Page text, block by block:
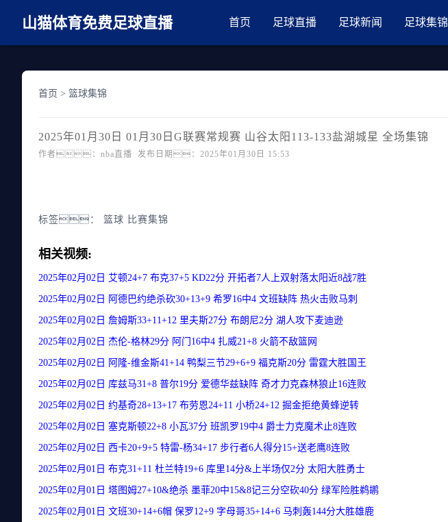
山猫体育免费足球直播 首页 足球直播 足球新闻 足球集锦
首页 > 篮球集锦
2025年01月30日 01月30日G联赛常规赛 山谷太阳113-133盐湖城星 全场集锦
作者：nba直播 发布日期：2025年01月30日 15:53
标签： 篮球 比赛集锦
相关视频:
2025年02月02日 艾顿24+7 布克37+5 KD22分 开拓者7人上双射落太阳近8战7胜
2025年02月02日 阿德巴约绝杀砍30+13+9 希罗16中4 文班缺阵 热火击败马刺
2025年02月02日 詹姆斯33+11+12 里夫斯27分 布朗尼2分 湖人攻下麦迪逊
2025年02月02日 杰伦-格林29分 阿门16中4 扎威21+8 火箭不敌篮网
2025年02月02日 阿隆-维金斯41+14 鸭梨三节29+6+9 福克斯20分 雷霆大胜国王
2025年02月02日 库兹马31+8 普尔19分 爱德华兹缺阵 奇才力克森林狼止16连败
2025年02月02日 约基奇28+13+17 布劳恩24+11 小桥24+12 掘金拒绝黄蜂逆转
2025年02月02日 塞克斯顿22+8 小瓦37分 班凯罗19中4 爵士力克魔术止8连败
2025年02月02日 西卡20+9+5 特雷-杨34+17 步行者6人得分15+送老鹰8连败
2025年02月01日 布克31+11 杜兰特19+6 库里14分&上半场仅2分 太阳大胜勇士
2025年02月01日 塔图姆27+10&绝杀 墨菲20中15&8记三分空砍40分 绿军险胜鹈鹕
2025年02月01日 文班30+14+6帽 保罗12+9 字母哥35+14+6 马刺轰144分大胜雄鹿